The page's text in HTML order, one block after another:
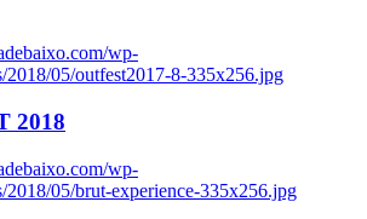
wp-
2018/05/outfest2017-8-335x256.jpg
2018
wp-
2018/05/brut-experience-335x256.jpg